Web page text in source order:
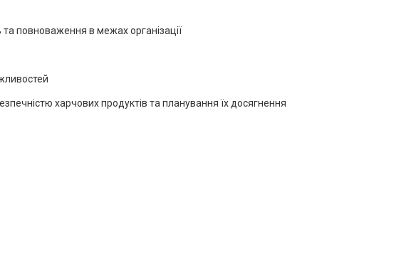
та повноваження в межах організації
харчових продуктів та планування їх досягнення